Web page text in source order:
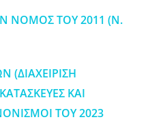
ΝΟΜΟΣ ΤΟΥ 2011 (Ν.
(ΔΙΑΧΕΙΡΙΣΗ
ΚΑΙ
ΤΟΥ 2023